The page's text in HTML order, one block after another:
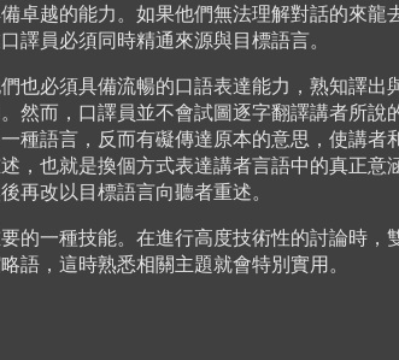
卓越的能力。如果他們無法理解對話的來龍
譯員必須同時精通來源與目標語言。
也必須具備流暢的口語表達能力，熟知譯出
然而，口譯員並不會試圖逐字翻譯講者所說
種語言，反而有礙傳達原本的意思，使講者
，也就是換個方式表達講者言語中的真正意
再改以目標語言向聽者重述。
的一種技能。在進行高度技術性的討論時，
語，這時熟悉相關主題就會特別實用。